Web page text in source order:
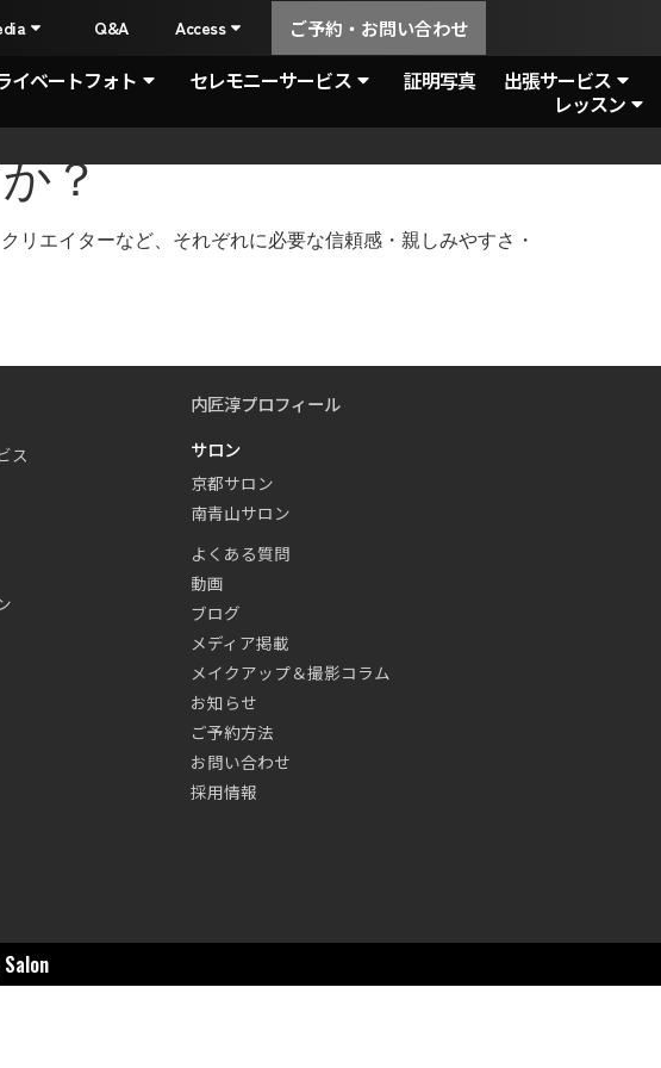
Q&A Access ご予約・お問い合わせ
イベートフォト セレモニーサービス 証明写真
出張サービス
レッスン
？
リエイターなど、それぞれに必要な信頼感・親しみやすさ・
ス
内匠淳プロフィール
サロン
京都サロン
南青山サロン
よくある質問
動画
ブログ
メディア掲載
メイクアップ＆撮影コラム
お知らせ
ご予約方法
お問い合わせ
採用情報